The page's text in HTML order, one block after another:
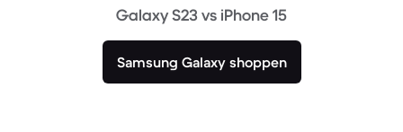
Galaxy S23 vs iPhone 15
Samsung Galaxy shoppen